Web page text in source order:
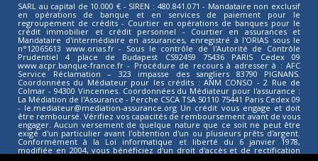
SARL au capital de 10.000 € - SIREN : 480.841.071 - Mandataire non exclusif
en opérations de banque et en services de paiement pour le
regroupement de crédits - Courtier en opérations de banques pour le
crédit immobilier et crédit personnel - Courtier en assurances et
Mandataire d'intermédiaire en assurances, enregistré à l'ORIAS sous le
n°12065613 www.orias.fr - Sous le contrôle de l'Autorité de Contrôle
Prudentiel 4 place de Budapest CS92459 75436 PARIS Cedex 09
www.acpr.banque-france.fr - Procédure de recours à adresser à : AFC
Service Réclamation – 323 impasse des sangliers 83790 PIGNANS.
Coordonnées du Médiateur pour les crédits : ANM CONSO - 2 Rue de
Colmar - 94300 Vincennes. Coordonnées du Médiateur pour l'assurance :
La Médiation de l'Assurance - Perche CSCA TSA 50110 75441 Paris Cedex 09
- le.mediateur@mediation-assurance.org Un crédit vous engage et doit
être remboursé. Vérifiez vos capacités de remboursement avant de vous
engager. Aucun versement de quelque nature que ce soit ne peut être
exigé d'un particulier avant l'obtention d'un ou plusieurs prêts d'argent.
Conformément à la Loi informatique et liberté du 6 janvier 1978,
modifiée en 2004, vous bénéficiez d'un droit d'accès et de rectification